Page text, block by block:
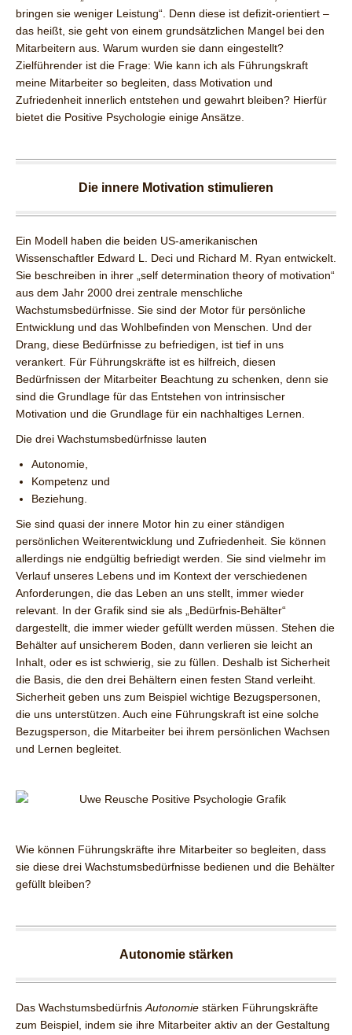
bringen sie weniger Leistung“. Denn diese ist defizit-orientiert –
das heißt, sie geht von einem grundsätzlichen Mangel bei den
Mitarbeitern aus. Warum wurden sie dann eingestellt?
Zielführender ist die Frage: Wie kann ich als Führungskraft
meine Mitarbeiter so begleiten, dass Motivation und
Zufriedenheit innerlich entstehen und gewahrt bleiben? Hierfür
bietet die Positive Psychologie einige Ansätze.
Die innere Motivation stimulieren
Ein Modell haben die beiden US-amerikanischen
Wissenschaftler Edward L. Deci und Richard M. Ryan entwickelt.
Sie beschreiben in ihrer „self determination theory of motivation“
aus dem Jahr 2000 drei zentrale menschliche
Wachstumsbedürfnisse. Sie sind der Motor für persönliche
Entwicklung und das Wohlbefinden von Menschen. Und der
Drang, diese Bedürfnisse zu befriedigen, ist tief in uns
verankert. Für Führungskräfte ist es hilfreich, diesen
Bedürfnissen der Mitarbeiter Beachtung zu schenken, denn sie
sind die Grundlage für das Entstehen von intrinsischer
Motivation und die Grundlage für ein nachhaltiges Lernen.
Die drei Wachstumsbedürfnisse lauten
Autonomie,
Kompetenz und
Beziehung.
Sie sind quasi der innere Motor hin zu einer ständigen
persönlichen Weiterentwicklung und Zufriedenheit. Sie können
allerdings nie endgültig befriedigt werden. Sie sind vielmehr im
Verlauf unseres Lebens und im Kontext der verschiedenen
Anforderungen, die das Leben an uns stellt, immer wieder
relevant. In der Grafik sind sie als „Bedürfnis-Behälter“
dargestellt, die immer wieder gefüllt werden müssen. Stehen die
Behälter auf unsicherem Boden, dann verlieren sie leicht an
Inhalt, oder es ist schwierig, sie zu füllen. Deshalb ist Sicherheit
die Basis, die den drei Behältern einen festen Stand verleiht.
Sicherheit geben uns zum Beispiel wichtige Bezugspersonen,
die uns unterstützen. Auch eine Führungskraft ist eine solche
Bezugsperson, die Mitarbeiter bei ihrem persönlichen Wachsen
und Lernen begleitet.
Wie können Führungskräfte ihre Mitarbeiter so begleiten, dass
sie diese drei Wachstumsbedürfnisse bedienen und die Behälter
gefüllt bleiben?
Autonomie stärken
Das Wachstumsbedürfnis Autonomie stärken Führungskräfte
zum Beispiel, indem sie ihre Mitarbeiter aktiv an der Gestaltung